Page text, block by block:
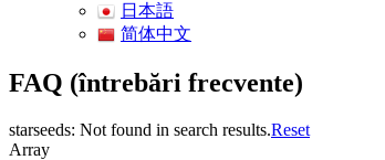
日本語
简体中文
FAQ (întrebări frecvente)
starseeds: Not found in search results.Reset
Array